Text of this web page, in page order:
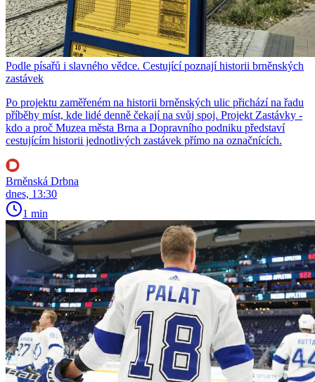
Podle písařů i slavného vědce. Cestující poznají historii brněnských
zastávek
Po projektu zaměřeném na historii brněnských ulic přichází na řadu
příběhy míst, kde lidé denně čekají na svůj spoj. Projekt Zastávky -
kdo a proč Muzea města Brna a Dopravního podniku představí
cestujícím historii jednotlivých zastávek přímo na označnících.
Brněnská Drbna
dnes, 13:30
1 min